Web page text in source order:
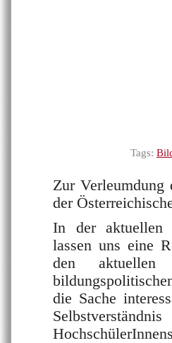
Tags:
Zur Verleumdung
der
In der aktuellen
lassen uns eine
den aktuellen
die Sache